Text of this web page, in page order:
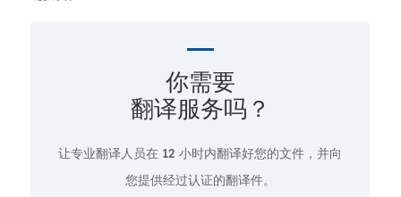
你需要
翻译服务吗？
让专业翻译人员在 12 小时内翻译好您的文件，并向
您提供经过认证的翻译件。